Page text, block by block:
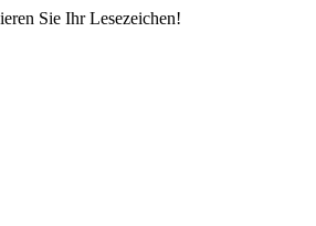
Sie Ihr Lesezeichen!